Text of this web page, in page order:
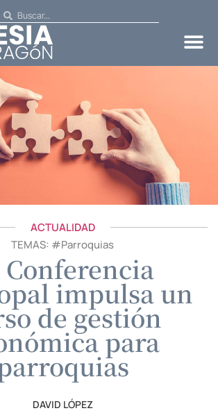
ACTUALIDAD
TEMAS: #Parroquias
Conferencia
impulsa un
de gestión
para
DAVID LÓPEZ